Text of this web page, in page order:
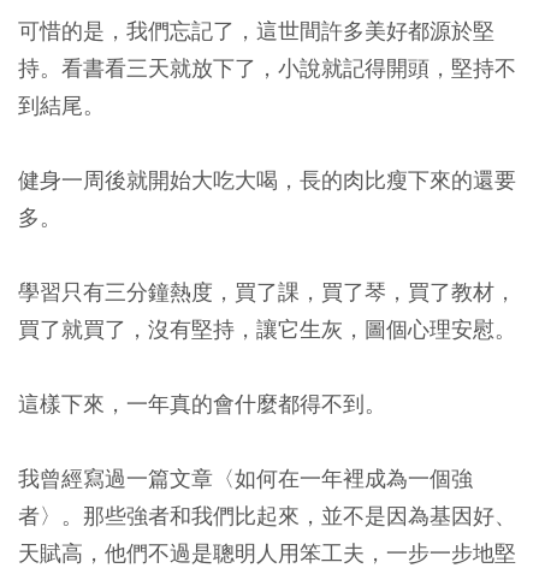
可惜的是，我們忘記了，這世間許多美好都源於堅
持。看書看三天就放下了，小說就記得開頭，堅持不
到結尾。
健身一周後就開始大吃大喝，長的肉比瘦下來的還要
多。
學習只有三分鐘熱度，買了課，買了琴，買了教材，
買了就買了，沒有堅持，讓它生灰，圖個心理安慰。
這樣下來，一年真的會什麼都得不到。
我曾經寫過一篇文章〈如何在一年裡成為一個強
者〉。那些強者和我們比起來，並不是因為基因好、
天賦高，他們不過是聰明人用笨工夫，一步一步地堅